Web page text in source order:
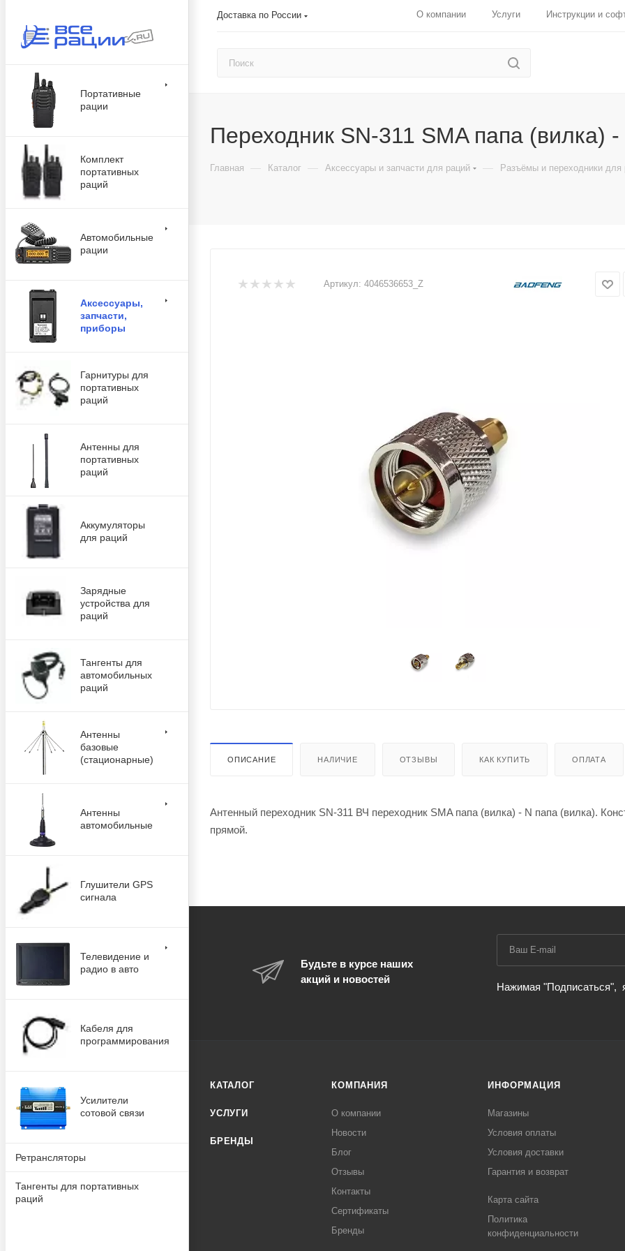
Доставка по России О компании Услуги Инструкции и
Портативные
рации
Комплект
портативных
раций
Автомобильные
рации
Аксессуары,
запчасти,
приборы
Гарнитуры для
портативных
раций
Антенны для
портативных
раций
Аккумуляторы
для раций
Зарядные
устройства для
раций
Тангенты для
автомобильных
раций
Антенны
базовые
(стационарные)
Антенны
автомобильные
Глушители GPS
сигнала
Телевидение и
радио в авто
Кабеля для
программирования
Усилители
сотовой связи
Ретрансляторы
Тангенты для портативных
раций
Переходник SN-311 SMA папа (вилка)
Главная — Каталог — Аксессуары и запчасти для раций — Разъёмы и переходники для
Артикул: 4046536653_Z
ОПИСАНИЕ НАЛИЧИЕ ОТЗЫВЫ КАК КУПИТЬ ОПЛАТА
Антенный переходник SN-311 ВЧ переходник SMA папа (вилка) - N папа (вилка).
прямой.
Будьте в курсе наших
акций и новостей
Нажимая "Подписаться",
КАТАЛОГ
УСЛУГИ
БРЕНДЫ
КОМПАНИЯ
О компании
Новости
Блог
Отзывы
Контакты
Сертификаты
Бренды
ИНФОРМАЦИЯ
Магазины
Условия оплаты
Условия доставки
Гарантия и возврат
Карта сайта
Политика
конфиденциальности